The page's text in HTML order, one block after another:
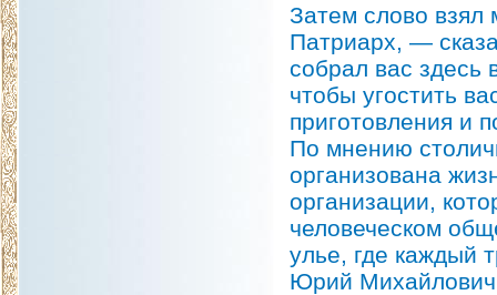
Затем слово
Патриарх, —
собрал вас здесь
чтобы угостить
приготовления и
По мнению
организована
организации,
человеческом
улье, где каждый
Юрий